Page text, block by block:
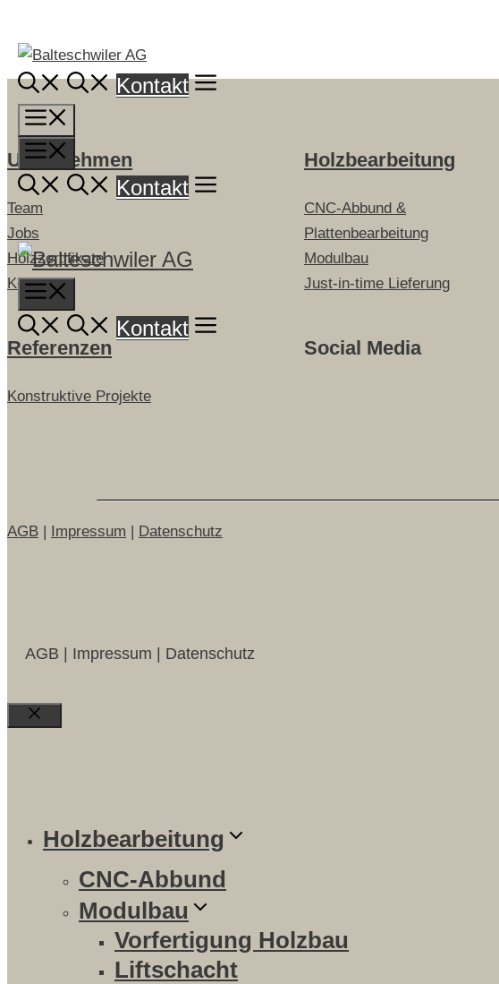
zum
Inhalt
Kontakt
Menü
Kontakt
Kontakt
Unternehmen
Team
Jobs
Holzzertifikate
Kontakt
Holzbearbeitung
CNC-Abbund &
Plattenbearbeitung
Modulbau
Just-in-time Lieferung
Referenzen
Konstruktive Projekte
Social Media
AGB | Impressum | Datenschutz
AGB | Impressum | Datenschutz
Close
Holzbearbeitung
CNC-Abbund
Modulbau
Vorfertigung Holzbau
Liftschacht